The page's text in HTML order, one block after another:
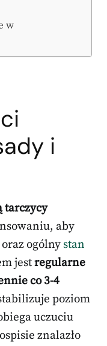
w
i
tarczycy
aby
ogólny stan
jestregularne
co 3-4
poziom
uczuciu
znalazło